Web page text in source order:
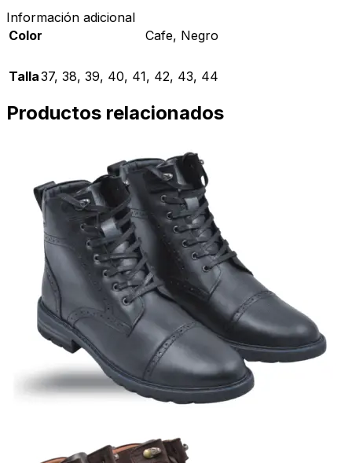
Información adicional
Color
Cafe, Negro
Talla37, 38, 39, 40, 41, 42, 43, 44
Productos relacionados